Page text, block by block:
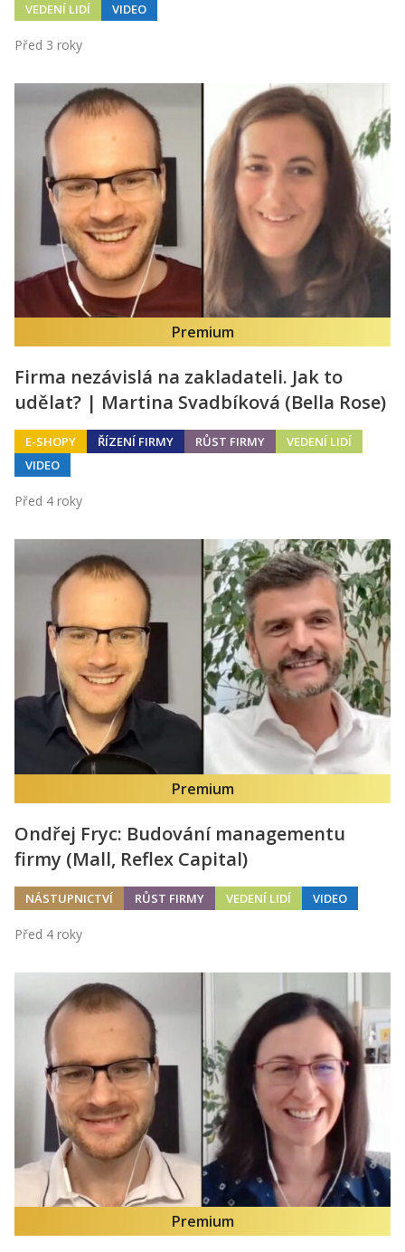
VEDENÍ LIDÍ
VIDEO
Před 3 roky
Premium
Firma nezávislá na zakladateli. Jak to
udělat? | Martina Svadbíková (Bella Rose)
E-SHOPY ŘÍZENÍ FIRMY RŮST FIRMY
VEDENÍ LIDÍ
VIDEO
Před 4 roky
Premium
Ondřej Fryc: Budování managementu
firmy (Mall, Reflex Capital)
NÁSTUPNICTVÍ RŮST FIRMY VEDENÍ LIDÍ VIDEO
Před 4 roky
Premium